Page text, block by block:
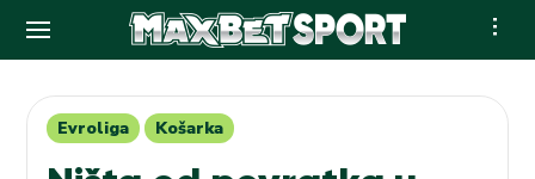
contentEvroliga Košarka